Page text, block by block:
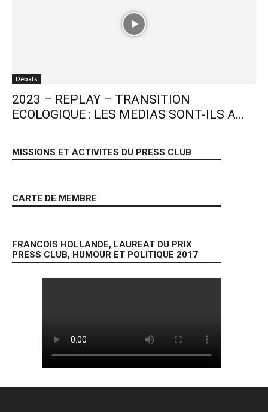
Débats
2023 – REPLAY – TRANSITION
ECOLOGIQUE : LES MEDIAS SONT-ILS A...
MISSIONS ET ACTIVITES DU PRESS CLUB
CARTE DE MEMBRE
FRANCOIS HOLLANDE, LAUREAT DU PRIX
PRESS CLUB, HUMOUR ET POLITIQUE 2017